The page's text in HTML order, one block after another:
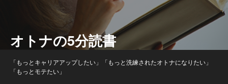
オトナの5分読書
「もっとキャリアアップしたい」「もっと洗練されたオトナになりたい」
「もっとモテたい」